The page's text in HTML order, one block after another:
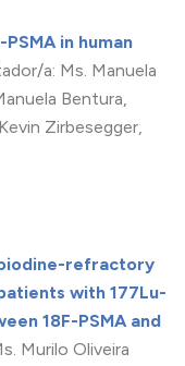
in human
a: Ms. Manuela
Bentura,
Zirbesegger,
refractory
with 177Lu-
18F-PSMA and
Murilo Oliveira